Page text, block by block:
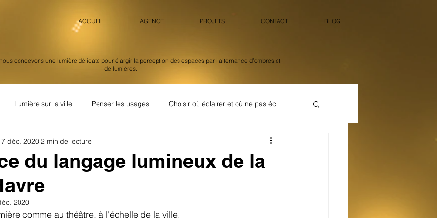
ACCUEIL AGENCE PROJETS CONTACT BLOG
concevons une lumière délicate pour élargir la perception des espaces par l’alternance d’ombres et
de lumières.
Lumière sur la ville Penser les usages Choisir où éclairer et où ne pas éc
dialogue entre ville et architectur identité nocturne
les espaces intérieurs
du langage lumineux de la
déc. 2020 2 min de lecture
2020
comme au théâtre, à l'échelle de la ville,